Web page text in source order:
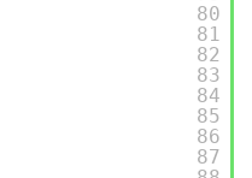
80
81
82
83
84
85
86
87